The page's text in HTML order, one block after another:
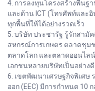
4. การลงทุนโครงสร้างพื้นฐ
และด้าน ICT (โทรศัพท์และอิ
ทุกพื้นที่ให้ได้อย่างรวดเร็ว
5. บริษัท ประชารัฐ รู้รักสามั
สหกรณ์การเกษตร ตลาดชุมช
ตลาดโลก และตลาดออนไล
เอกชนหลายบริษัทเป็นอย่า
6. เขตพัฒนาเศรษฐกิจพิเศษ
ออก (EEC) มีการกำหนด 10